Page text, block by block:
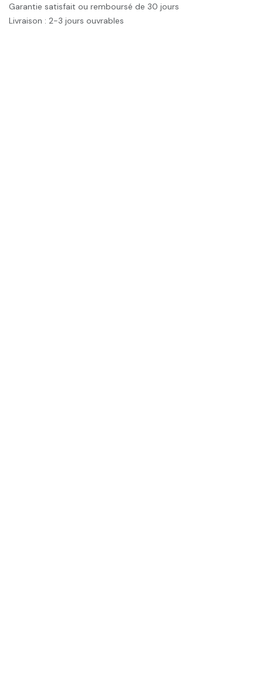
Garantie satisfait ou remboursé de 30 jours
Livraison : 2-3 jours ouvrables